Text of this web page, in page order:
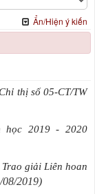
Ẩn/Hiện ý kiến
thị số 05-CT/TW
học 2019 - 2020
giải Liên hoan
08/2019)